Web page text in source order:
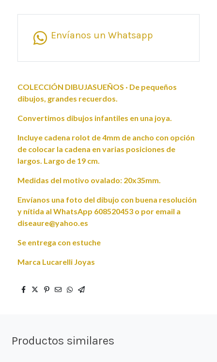
Envíanos un Whatsapp
COLECCIÓN DIBUJASUEÑOS · De pequeños
dibujos, grandes recuerdos.
Convertimos dibujos infantiles en una joya.
Incluye cadena rolot de 4mm de ancho con opción
de colocar la cadena en varias posiciones de
largos. Largo de 19 cm.
Medidas del motivo ovalado: 20x35mm.
Envíanos una foto del dibujo con buena resolución
y nítida al WhatsApp 608520453 o por email a
diseaure@yahoo.es
Se entrega con estuche
Marca Lucarelli Joyas
Productos similares